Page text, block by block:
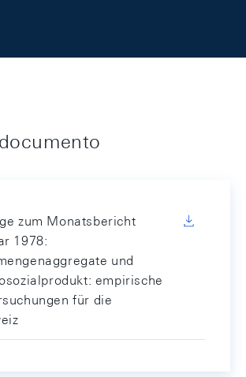
zum Monatsbericht
1978:
und
empirische
für die